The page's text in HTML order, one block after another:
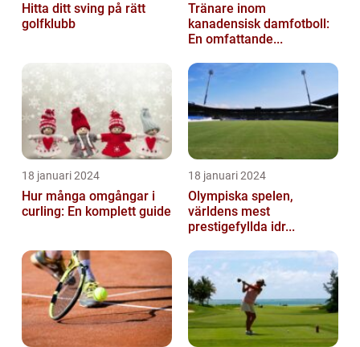
Hitta ditt sving på rätt
golfklubb
Tränare inom
kanadensisk damfotboll:
En omfattande...
18 januari 2024
Hur många omgångar i
curling: En komplett guide
18 januari 2024
Olympiska spelen,
världens mest
prestigefyllda idr...